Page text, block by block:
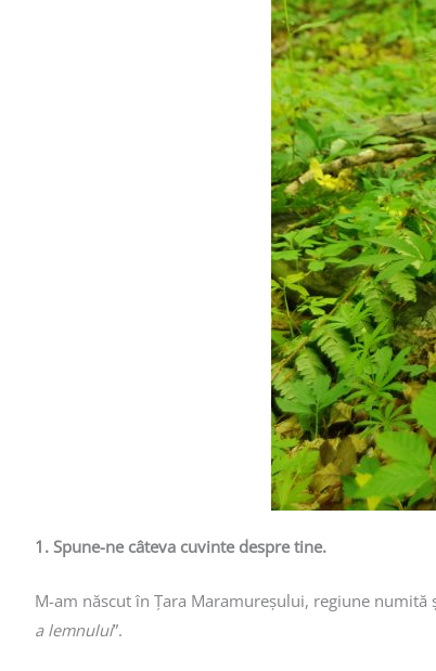
1. Spune-ne câteva cuvinte despre tine.
M-am născut în Țara Maramureșului, regiune numită
a lemnului”.